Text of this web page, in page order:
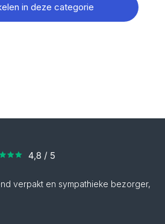
in deze categorie
verpakt en sympathieke bezorger,